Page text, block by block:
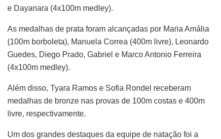
e Dayanara (4x100m medley).
As medalhas de prata foram alcançadas por Maria Amália
(100m borboleta), Manuela Correa (400m livre), Leonardo
Guedes, Diego Prado, Gabriel e Marco Antonio Ferreira
(4x100m medley).
Além disso, Tyara Ramos e Sofia Rondel receberam
medalhas de bronze nas provas de 100m costas e 400m
livre, respectivamente.
Um dos grandes destaques da equipe de natação foi a